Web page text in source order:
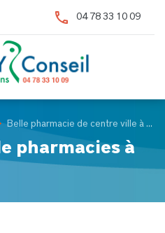
04 78 33 10 09
Belle pharmacie de centre ville à vendre. Retraite
pharmacies à